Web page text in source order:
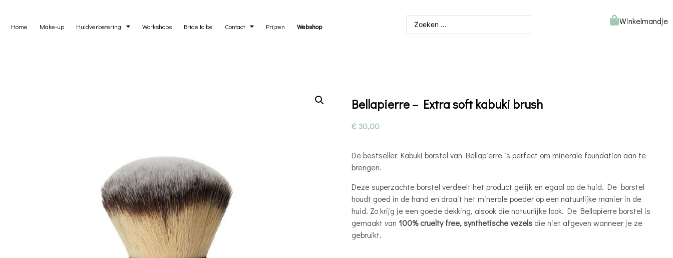
Home Make-up Huidverbetering Workshops Bride to be Contact Prijzen Webshop
Winkelmandje
Bellapierre – Extra soft kabuki brush
€ 30,00
De bestseller Kabuki borstel van Bellapierre is perfect om minerale foundation aan te
brengen.
Deze superzachte borstel verdeelt het product gelijk en egaal op de huid. De borstel
houdt goed in de hand en draait het minerale poeder op een natuurlijke manier in de
huid. Zo krijg je een goede dekking, alsook die natuurlijke look. De Bellapierre borstel is
gemaakt van 100% cruelty free, synthetische vezels die niet afgeven wanneer je ze
gebruikt.